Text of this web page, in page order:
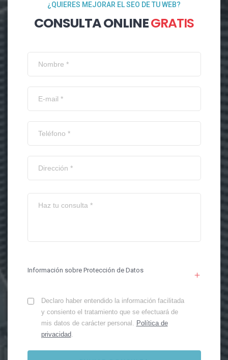
¿QUIERES MEJORAR EL SEO DE TU WEB?
CONSULTA ONLINEGRATIS
Información sobre Protección de Datos
Declaro haber entendido la información facilitada
y consiento el tratamiento que se efectuará de
mis datos de carácter personal. Política de
privacidad.